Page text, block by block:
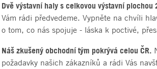
Dvě výstavní haly s celkovou výstavní
Vám rádi předvedeme. Vypněte na chvíli
o tom, co nás spojuje - láska k poctivé,
Náš zkušený obchodní tým pokrývá celou ČR.
požadavky našich zákazníků a rádi Vás